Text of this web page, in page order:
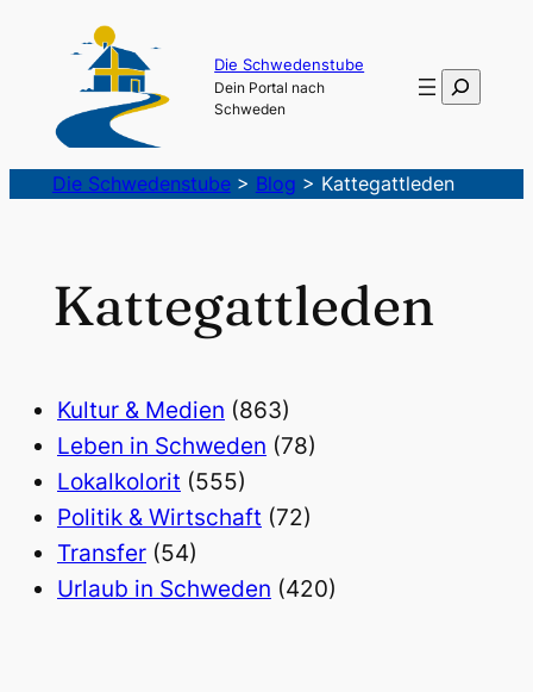
Die Schwedenstube
Dein Portal nach
Schweden
Suchen
Die Schwedenstube> Blog > Kattegattleden
Kattegattleden
Kultur & Medien (863)
Leben in Schweden (78)
Lokalkolorit (555)
Politik & Wirtschaft (72)
Transfer (54)
Urlaub in Schweden (420)